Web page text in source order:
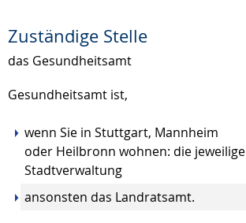
Zuständige Stelle
das Gesundheitsamt
Gesundheitsamt ist,
wenn Sie in Stuttgart, Mannheim
oder Heilbronn wohnen: die jeweilige
Stadtverwaltung
ansonsten das Landratsamt.